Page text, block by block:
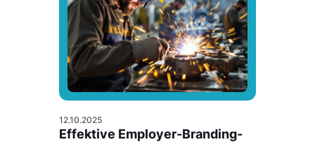
12.10.2025
Effektive Employer-Branding-